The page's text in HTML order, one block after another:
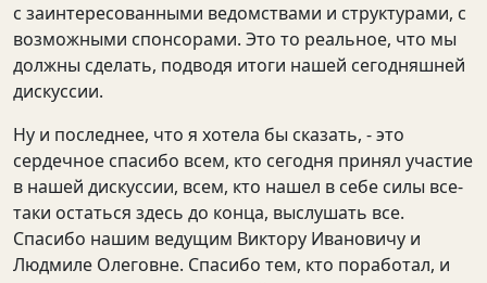
с заинтересованными ведомствами и структурами, с
возможными спонсорами. Это то реальное, что мы
должны сделать, подводя итоги нашей сегодняшней
дискуссии.
Ну и последнее, что я хотела бы сказать, - это
сердечное спасибо всем, кто сегодня принял участие
в нашей дискуссии, всем, кто нашел в себе силы все-
таки остаться здесь до конца, выслушать все.
Спасибо нашим ведущим Виктору Ивановичу и
Людмиле Олеговне. Спасибо тем, кто поработал, и